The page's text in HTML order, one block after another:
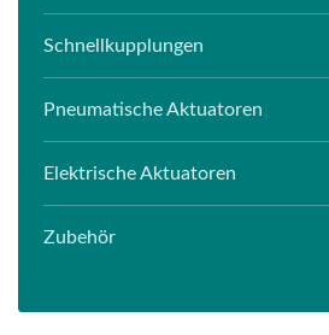
Schnellkupplungen
Pneumatische Aktuatoren
Elektrische Aktuatoren
Zubehör